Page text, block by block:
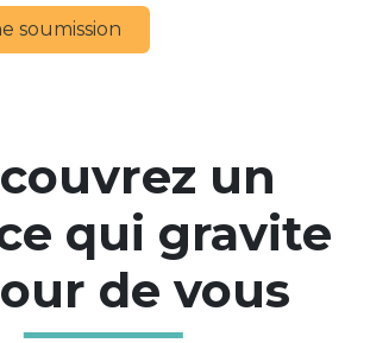
soumission
un
qui gravite
de vous